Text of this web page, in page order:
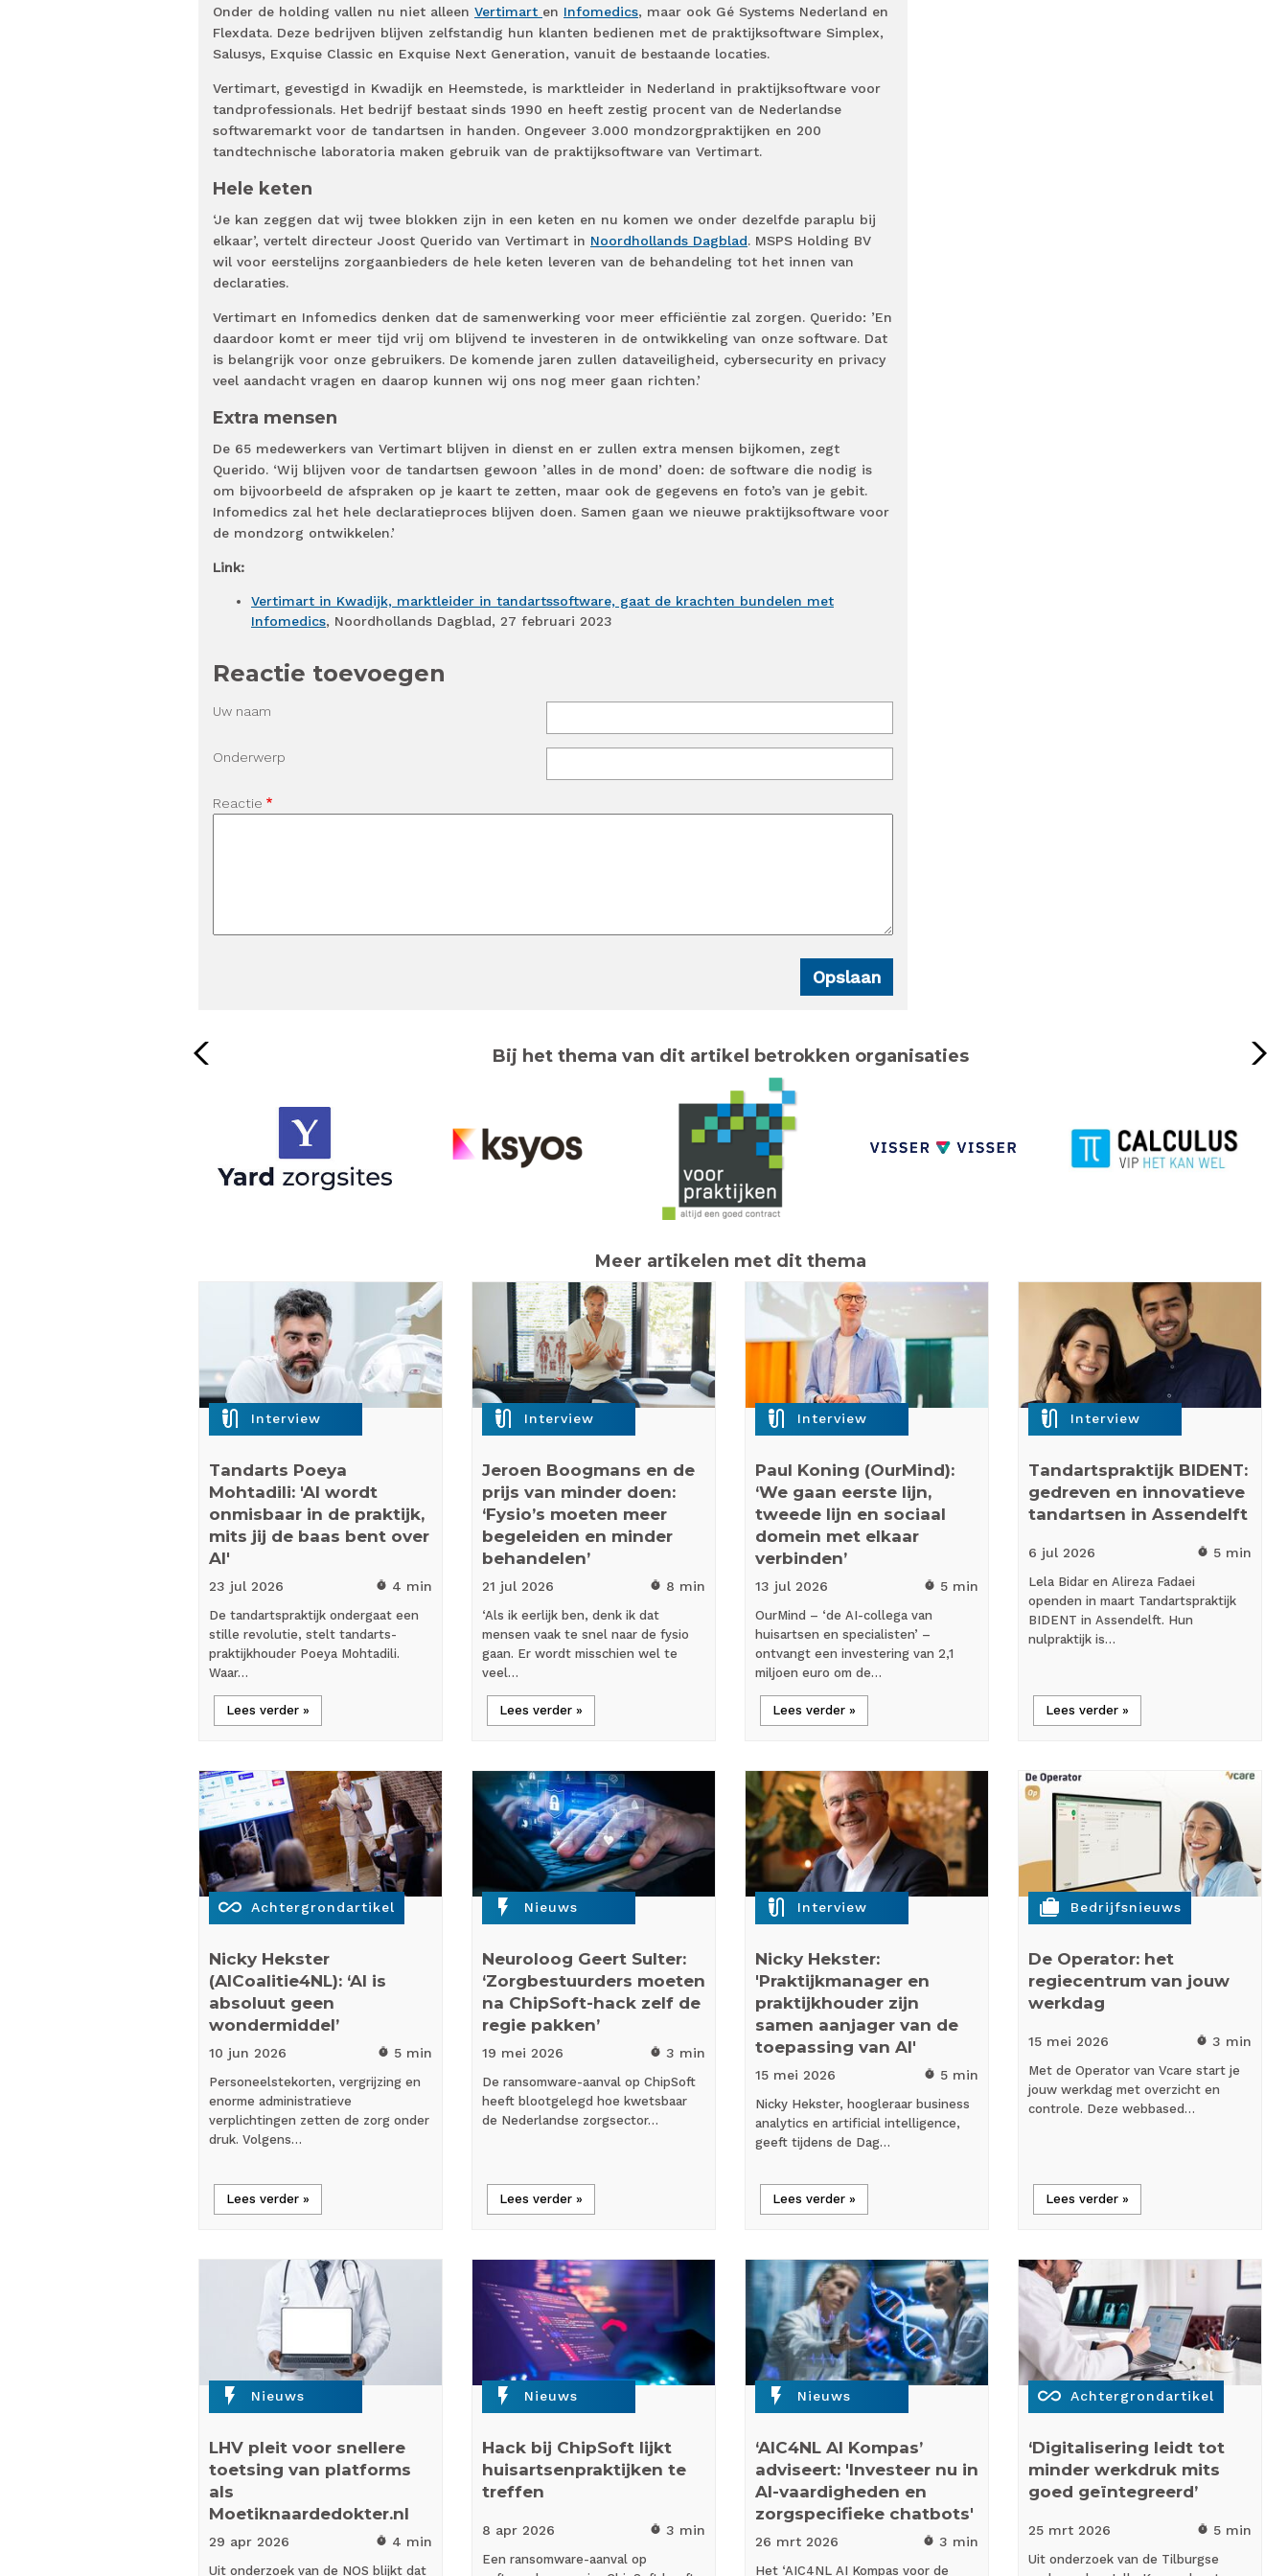
Onder de holding vallen nu niet alleen Vertimart en Infomedics, maar ook Gé Systems Nederland en
Flexdata. Deze bedrijven blijven zelfstandig hun klanten bedienen met de praktijksoftware Simplex,
Salusys, Exquise Classic en Exquise Next Generation, vanuit de bestaande locaties.
Vertimart, gevestigd in Kwadijk en Heemstede, is marktleider in Nederland in praktijksoftware voor
tandprofessionals. Het bedrijf bestaat sinds 1990 en heeft zestig procent van de Nederlandse
softwaremarkt voor de tandartsen in handen. Ongeveer 3.000 mondzorgpraktijken en 200
tandtechnische laboratoria maken gebruik van de praktijksoftware van Vertimart.
Hele keten
‘Je kan zeggen dat wij twee blokken zijn in een keten en nu komen we onder dezelfde paraplu bij
elkaar’, vertelt directeur Joost Querido van Vertimart in Noordhollands Dagblad. MSPS Holding BV
wil voor eerstelijns zorgaanbieders de hele keten leveren van de behandeling tot het innen van
declaraties.
Vertimart en Infomedics denken dat de samenwerking voor meer efficiëntie zal zorgen. Querido: ’En
daardoor komt er meer tijd vrij om blijvend te investeren in de ontwikkeling van onze software. Dat
is belangrijk voor onze gebruikers. De komende jaren zullen dataveiligheid, cybersecurity en privacy
veel aandacht vragen en daarop kunnen wij ons nog meer gaan richten.’
Extra mensen
De 65 medewerkers van Vertimart blijven in dienst en er zullen extra mensen bijkomen, zegt
Querido. ‘Wij blijven voor de tandartsen gewoon ’alles in de mond’ doen: de software die nodig is
om bijvoorbeeld de afspraken op je kaart te zetten, maar ook de gegevens en foto’s van je gebit.
Infomedics zal het hele declaratieproces blijven doen. Samen gaan we nieuwe praktijksoftware voor
de mondzorg ontwikkelen.’
Link:
Vertimart in Kwadijk, marktleider in tandartssoftware, gaat de krachten bundelen met
Infomedics, Noordhollands Dagblad, 27 februari 2023
Reactie toevoegen
Uw naam
Onderwerp
Reactie
Bij het thema van dit artikel betrokken organisaties
Meer artikelen met dit thema
mic_external_on Interview
Tandarts Poeya
Mohtadili: 'AI wordt
onmisbaar in de praktijk,
mits jij de baas bent over
AI'
23 jul 2026 timer 4 min
De tandartspraktijk ondergaat een
stille revolutie, stelt tandarts-
praktijkhouder Poeya Mohtadili.
Waar…
Lees verder »
mic_external_on Interview
Jeroen Boogmans en de
prijs van minder doen:
‘Fysio’s moeten meer
begeleiden en minder
behandelen’
21 jul 2026 timer 8 min
‘Als ik eerlijk ben, denk ik dat
mensen vaak te snel naar de fysio
gaan. Er wordt misschien wel te
veel…
Lees verder »
mic_external_on Interview
Paul Koning (OurMind):
‘We gaan eerste lijn,
tweede lijn en sociaal
domein met elkaar
verbinden’
13 jul 2026 timer 5 min
OurMind – ‘de AI-collega van
huisartsen en specialisten’ –
ontvangt een investering van 2,1
miljoen euro om de…
Lees verder »
mic_external_on Interview
Tandartspraktijk BIDENT:
gedreven en innovatieve
tandartsen in Assendelft
6 jul 2026 timer 5 min
Lela Bidar en Alireza Fadaei
openden in maart Tandartspraktijk
BIDENT in Assendelft. Hun
nulpraktijk is…
Lees verder »
all_inclusive Achtergrondartikel
Nicky Hekster
(AICoalitie4NL): ‘AI is
absoluut geen
wondermiddel’
10 jun 2026 timer 5 min
Personeelstekorten, vergrijzing en
enorme administratieve
verplichtingen zetten de zorg onder
druk. Volgens…
Lees verder »
flash_on Nieuws
Neuroloog Geert Sulter:
‘Zorgbestuurders moeten
na ChipSoft-hack zelf de
regie pakken’
19 mei 2026 timer 3 min
De ransomware-aanval op ChipSoft
heeft blootgelegd hoe kwetsbaar
de Nederlandse zorgsector…
Lees verder »
mic_external_on Interview
Nicky Hekster:
'Praktijkmanager en
praktijkhouder zijn
samen aanjager van de
toepassing van AI'
15 mei 2026 timer 5 min
Nicky Hekster, hoogleraar business
analytics en artificial intelligence,
geeft tijdens de Dag…
Lees verder »
cases Bedrijfsnieuws
De Operator: het
regiecentrum van jouw
werkdag
15 mei 2026 timer 3 min
Met de Operator van Vcare start je
jouw werkdag met overzicht en
controle. Deze webbased…
Lees verder »
flash_on Nieuws
LHV pleit voor snellere
toetsing van platforms
als
Moetiknaardedokter.nl
29 apr 2026 timer 4 min
Uit onderzoek van de NOS blijkt dat
flash_on Nieuws
Hack bij ChipSoft lijkt
huisartsenpraktijken te
treffen
8 apr 2026 timer 3 min
Een ransomware-aanval op
flash_on Nieuws
‘AIC4NL AI Kompas’
adviseert: 'Investeer nu in
AI-vaardigheden en
zorgspecifieke chatbots'
26 mrt 2026 timer 3 min
Het ‘AIC4NL AI Kompas voor de
all_inclusive Achtergrondartikel
‘Digitalisering leidt tot
minder werkdruk mits
goed geïntegreerd’
25 mrt 2026 timer 5 min
Uit onderzoek van de Tilburgse